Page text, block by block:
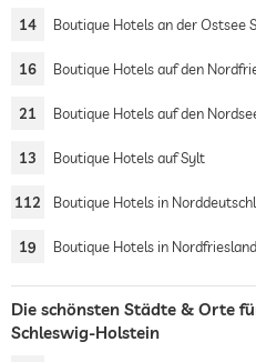
14 Boutique Hotels an der Ostsee
16 Boutique Hotels auf den
21 Boutique Hotels auf den
13 Boutique Hotels auf Sylt
112 Boutique Hotels in
19 Boutique Hotels in Nordfriesland
Die schönsten Städte & Orte
Schleswig-Holstein